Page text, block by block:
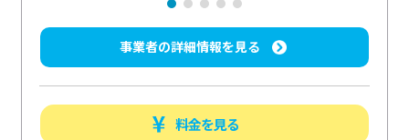
事業者の詳細情報を見る
料金を見る